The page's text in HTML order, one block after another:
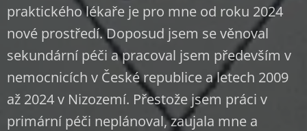
praktického lékaře je pro mne od roku 2024
nové prostředí. Doposud jsem se věnoval
sekundární péči a pracoval jsem především v
nemocnicích v České republice a letech 2009
až 2024 v Nizozemí. Přestože jsem práci v
primární péči neplánoval, zaujala mne a